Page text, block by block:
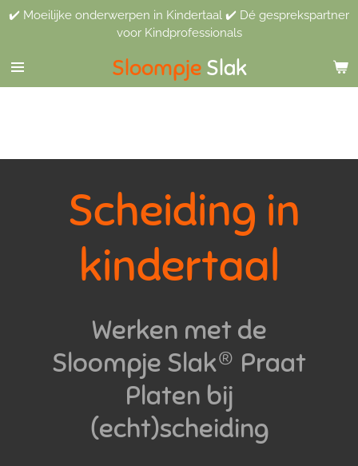
Ga
de
hoofdinhoud
Sloompje Slak
✔️ Moeilijke onderwerpen in Kindertaal ✔️ Dé gesprekspartner
voor Kindprofessionals
Scheiding in
kindertaal
Werken met de
Sloompje Slak® Praat
Platen bij
(echt)scheiding